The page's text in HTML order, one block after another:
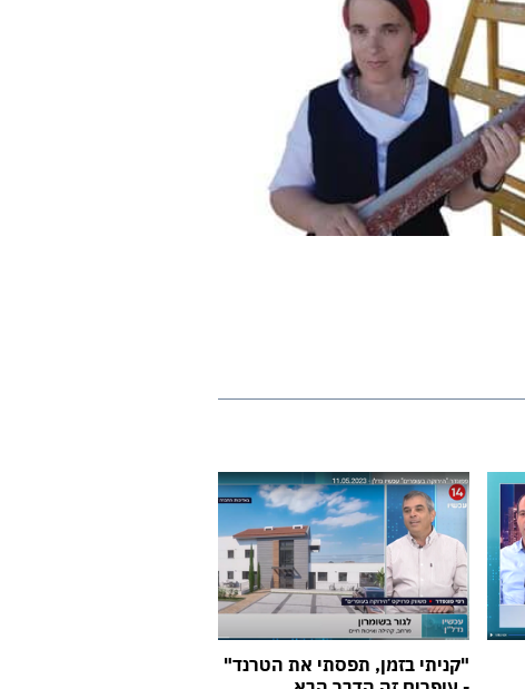
"קניתי בזמן, תפסתי את הטרנד"